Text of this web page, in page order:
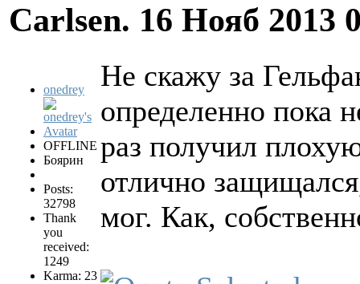
Carlsen. 16 Нояб 2013
onedrey
OFFLINE
Боярин
Posts:
32798
Thank
you
received:
1249
Karma: 23
Не скажу за
определенно пока
раз получил
отлично
мог. Как,